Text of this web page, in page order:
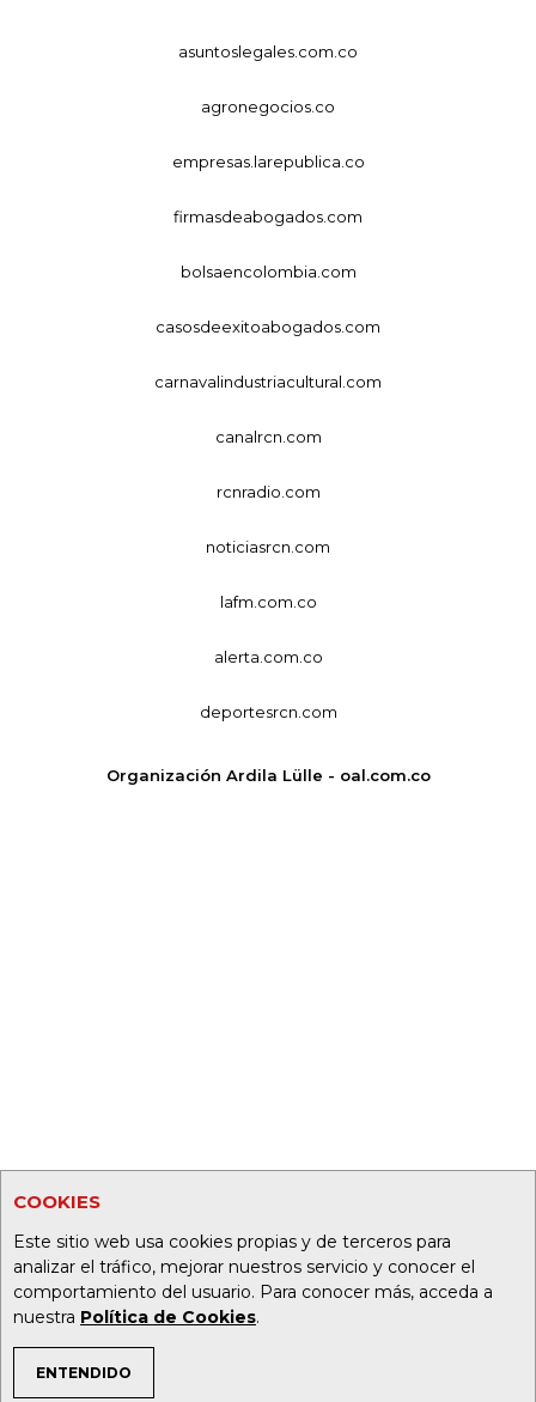
COOKIES
Este sitio web usa cookies propias y de terceros para
analizar el tráfico, mejorar nuestros servicio y conocer el
comportamiento del usuario. Para conocer más, acceda a
nuestra Política de Cookies.
ENTENDIDO
TEMAS DE INTERÉS
asuntoslegales.com.co
agronegocios.co
empresas.larepublica.co
firmasdeabogados.com
bolsaencolombia.com
casosdeexitoabogados.com
carnavalindustriacultural.com
canalrcn.com
rcnradio.com
noticiasrcn.com
lafm.com.co
alerta.com.co
deportesrcn.com
Organización Ardila Lülle - oal.com.co